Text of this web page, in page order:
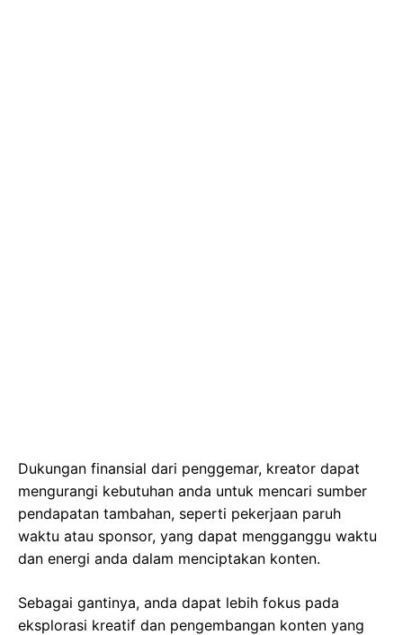
Dukungan finansial dari penggemar, kreator dapat
mengurangi kebutuhan anda untuk mencari sumber
pendapatan tambahan, seperti pekerjaan paruh
waktu atau sponsor, yang dapat mengganggu waktu
dan energi anda dalam menciptakan konten.
Sebagai gantinya, anda dapat lebih fokus pada
eksplorasi kreatif dan pengembangan konten yang